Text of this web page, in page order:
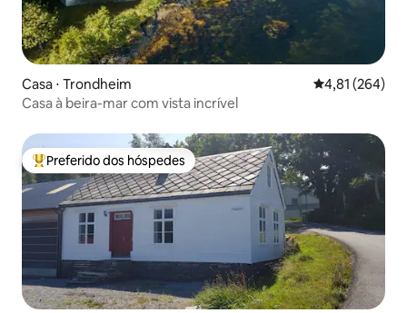
Casa ⋅ Trondheim 4,81 de uma
4,81 (264)
Casa à beira-mar com vista incrível
Entre os melhores preferidos dos hóspedes
Preferido dos hóspedes